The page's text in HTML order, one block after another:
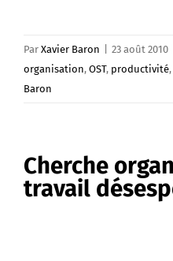
Par Xavier Baron 23 août 2010
organisation, OST, productivité,
Baron
Cherche
travail